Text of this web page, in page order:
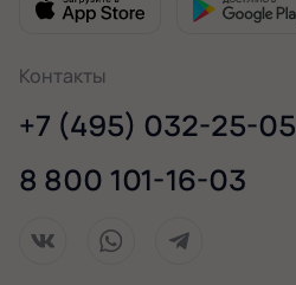
Контакты
+7 (495) 032-25-05
8 800 101-16-03